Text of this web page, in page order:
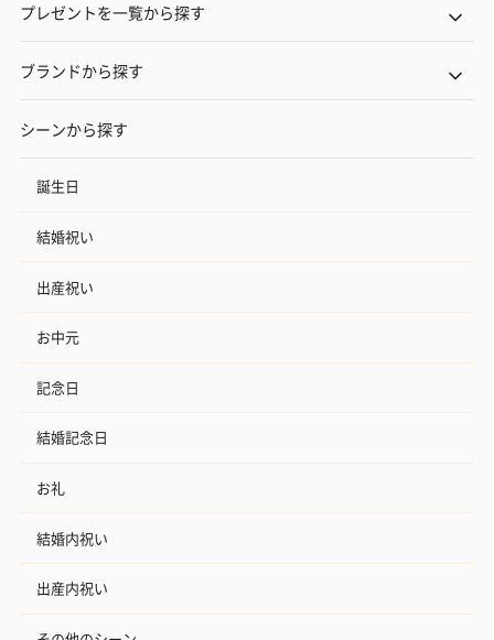
プレゼントを一覧から探す
ブランドから探す
シーンから探す
誕生日
結婚祝い
出産祝い
お中元
記念日
結婚記念日
お礼
結婚内祝い
出産内祝い